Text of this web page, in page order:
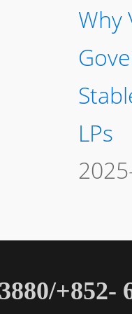
Why
LPs
+852-